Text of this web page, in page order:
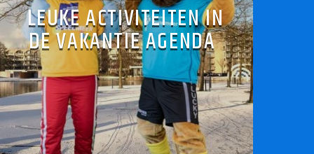
LEUKE ACTIVITEITEN IN
DE VAKANTIE AGENDA